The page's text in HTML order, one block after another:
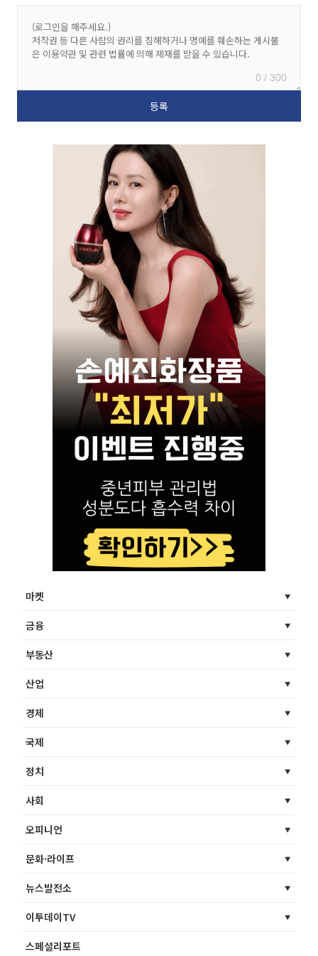
0 / 300
마켓
금융
부동산
산업
경제
국제
정치
사회
오피니언
문화·라이프
뉴스발전소
이투데이TV
스페셜리포트